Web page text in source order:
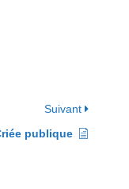
Suivant
publique